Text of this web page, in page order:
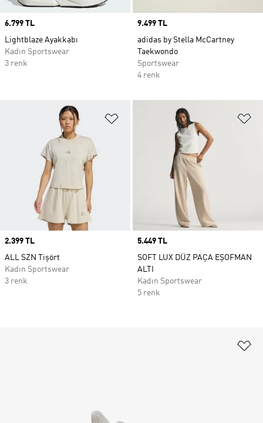
Price
6.799 TL
Lightblaze Ayakkabı
Kadın Sportswear
3 renk
Price
9.499 TL
adidas by Stella McCartney
Taekwondo
Sportswear
4 renk
Favori Listesine Ekle
Price
2.399 TL
ALL SZN Tişört
Kadın Sportswear
3 renk
Price
5.449 TL
SOFT LUX DÜZ PAÇA EŞOFMAN
ALTI
Kadın Sportswear
5 renk